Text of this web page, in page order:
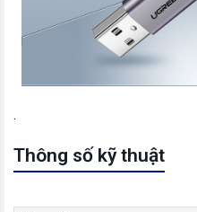
.
Thông số kỹ thuật